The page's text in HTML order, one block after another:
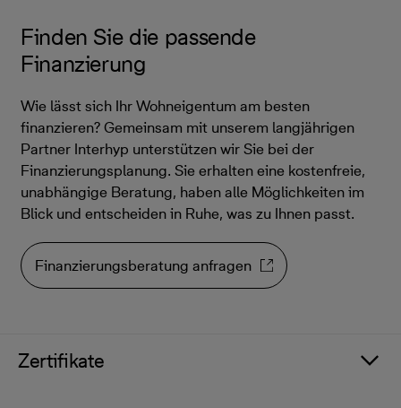
Finden Sie die passende
Finanzierung
Wie lässt sich Ihr Wohneigentum am besten
finanzieren? Gemeinsam mit unserem langjährigen
Partner Interhyp unterstützen wir Sie bei der
Finanzierungsplanung. Sie erhalten eine kostenfreie,
unabhängige Beratung, haben alle Möglichkeiten im
Blick und entscheiden in Ruhe, was zu Ihnen passt.
Finanzierungsberatung anfragen
Zertifikate